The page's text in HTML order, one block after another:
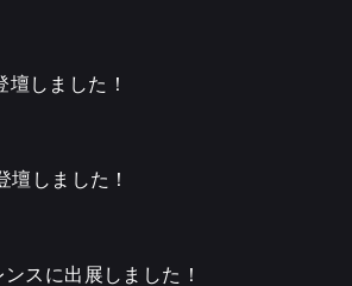
しました！
壇しました！
スに出展しました！